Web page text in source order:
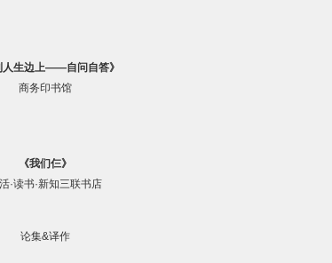
人生边上——自问自答》
商务印书馆
《我们仨》
·读书·新知三联书店
论集&译作